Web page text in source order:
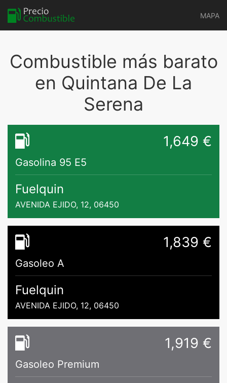
MAPA
Combustible más barato
en Quintana De La
Serena
1,649 €
Gasolina 95 E5
Fuelquin
AVENIDA EJIDO, 12, 06450
1,839 €
Gasoleo A
Fuelquin
AVENIDA EJIDO, 12, 06450
1,919 €
Gasoleo Premium